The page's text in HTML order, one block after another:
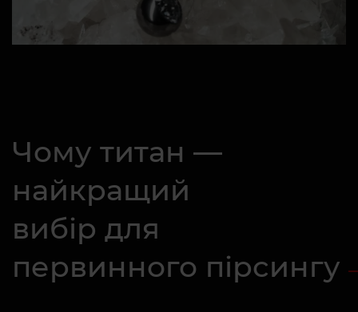
Чому титан —
найкращий
вибір для
первинного пірсингу